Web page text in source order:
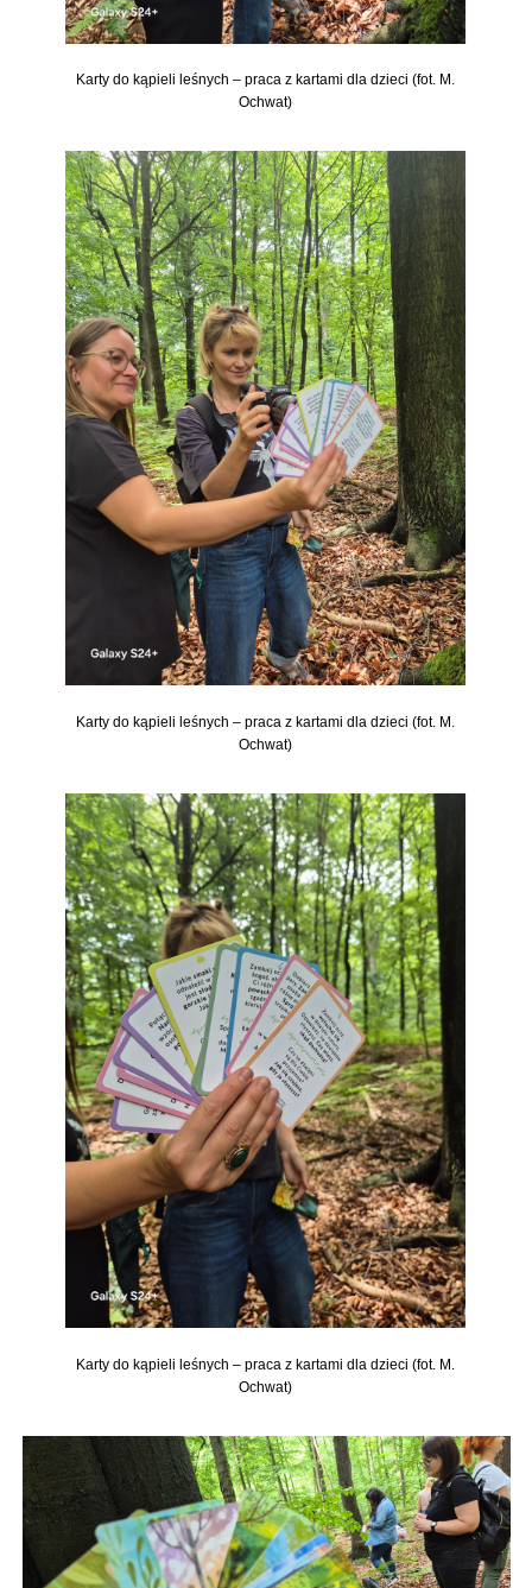
Karty do kąpieli leśnych – praca z kartami dla dzieci (fot. M.
Ochwat)
Karty do kąpieli leśnych – praca z kartami dla dzieci (fot. M.
Ochwat)
Karty do kąpieli leśnych – praca z kartami dla dzieci (fot. M.
Ochwat)